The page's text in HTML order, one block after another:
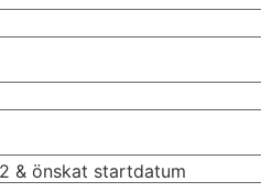
& önskat startdatum